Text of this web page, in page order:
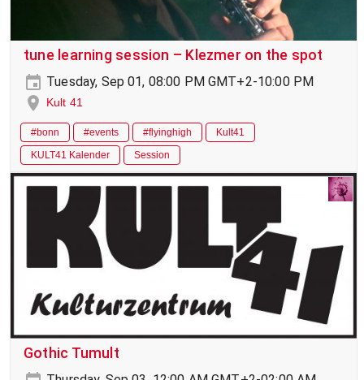
tune learning session – Klezmer on the spot
Tuesday, Sep 01, 08:00 PM GMT+2-10:00 PM
Kult 41
#bonn #events #flyinghigh
Kult41
KULT41 Kalender
Session
Gothic Tumult